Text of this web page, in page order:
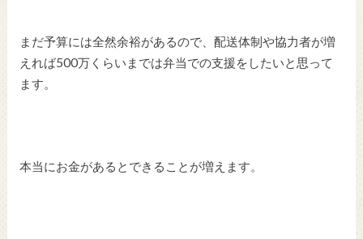
まだ予算には全然余裕があるので、配送体制や協力者が増
えれば500万くらいまでは弁当での支援をしたいと思って
ます。
本当にお金があるとできることが増えます。